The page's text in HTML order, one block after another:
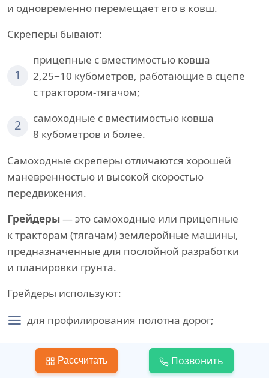
и одновременно перемещает его в ковш.
Скреперы бывают:
1
прицепные с вместимостью ковша
2,25−10 кубометров, работающие в сцепе
с трактором-тягачом;
2
самоходные с вместимостью ковша
8 кубометров и более.
Самоходные скреперы отличаются хорошей
маневренностью и высокой скоростью
передвижения.
Грейдеры — это самоходные или прицепные
к тракторам (тягачам) землеройные машины,
предназначенные для послойной разработки
и планировки грунта.
Грейдеры используют:
для профилирования полотна дорог;
устройства кюветов и откосов;
Рассчитать Позвонить